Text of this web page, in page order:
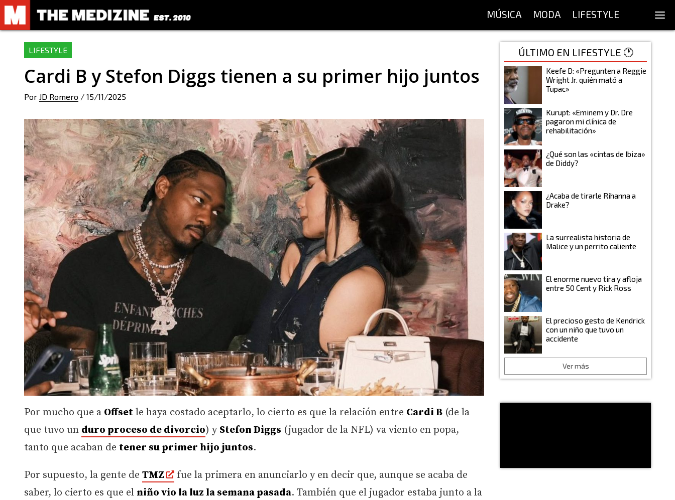
MÚSICA MODA LIFESTYLE
LIFESTYLE
Cardi B y Stefon Diggs tienen a su primer hijo juntos
Por JD Romero / 15/11/2025
Por mucho que a Offset le haya costado aceptarlo, lo cierto es que la relación entre Cardi B (de la
que tuvo un duro proceso de divorcio) y Stefon Diggs (jugador de la NFL) va viento en popa,
tanto que acaban de tener su primer hijo juntos.
Por supuesto, la gente de TMZ
fue la primera en anunciarlo y en decir que, aunque se acaba de
saber, lo cierto es que el niño vio la luz la semana pasada. También que el jugador estaba junto a la
ÚLTIMO EN LIFESTYLE 🕐
Keefe D: «Pregunten a Reggie
Wright Jr. quién mató a
Tupac»
Kurupt: «Eminem y Dr. Dre
pagaron mi clínica de
rehabilitación»
¿Qué son las «cintas de Ibiza»
de Diddy?
¿Acaba de tirarle Rihanna a
Drake?
La surrealista historia de
Malice y un perrito caliente
El enorme nuevo tira y afloja
entre 50 Cent y Rick Ross
El precioso gesto de Kendrick
con un niño que tuvo un
accidente
Ver más